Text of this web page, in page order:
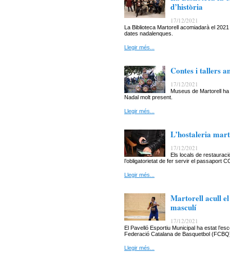
d’història
17/12/2021
La Biblioteca Martorell acomiadarà el
dates nadalenques.
Llegir més...
Contes i tallers
17/12/2021
Museus de Martorell
Nadal molt present.
Llegir més...
L’hostaleria
17/12/2021
Els locals de
l’obligatorietat de fer servir el passaport
Llegir més...
Martorell acull el
masculí
17/12/2021
El Pavelló Esportiu Municipal ha estat
Federació Catalana de Basquetbol
Llegir més...